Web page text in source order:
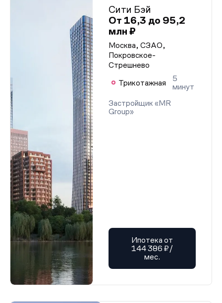
Сити Бэй
От 16,3 до 95,2
млн ₽
Москва, СЗАО,
Покровское-
Стрешнево
Трикотажная
5
минут
Застройщик «MR
Group»
Ипотека от
144 386 ₽/
мес.